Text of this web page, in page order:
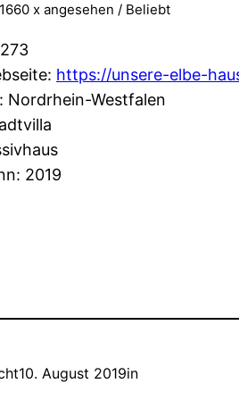
x angesehen / Beliebt
: https://unsere-elbe-
: Nordrhein-Westfalen
: 2019
10. August 2019in